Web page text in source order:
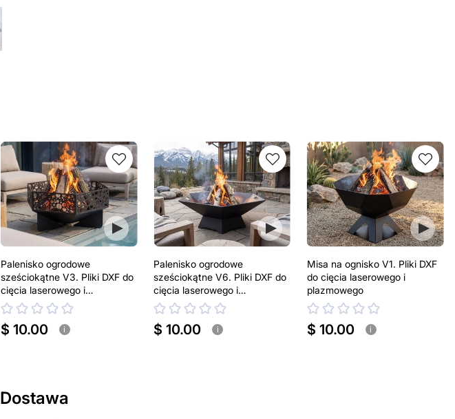
Palenisko ogrodowe
sześciokątne V3. Pliki DXF do
cięcia laserowego i
plazmowego
$ 10.00 i
Palenisko ogrodowe
sześciokątne V6. Pliki DXF do
cięcia laserowego i
plazmowego
$ 10.00 i
Misa na ognisko V1. Pliki DXF
do cięcia laserowego i
plazmowego
$ 10.00 i
Dostawa